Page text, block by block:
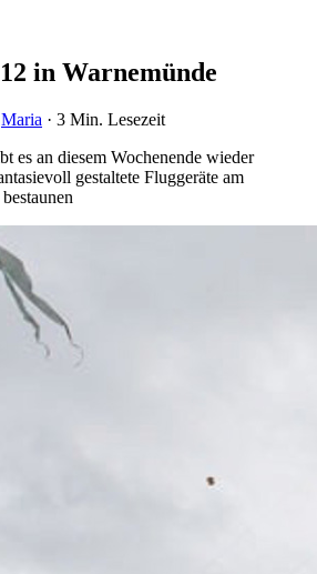
in Warnemünde
Maria · 3 Min. Lesezeit
es an diesem Wochenende wieder
gestaltete Fluggeräte am